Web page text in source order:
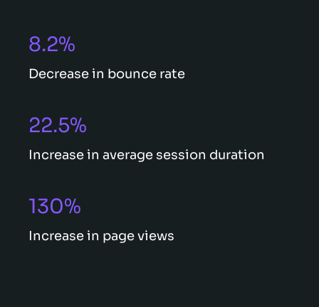
8.2%
Decrease in bounce rate
22.5%
Increase in average session duration
130%
Increase in page views